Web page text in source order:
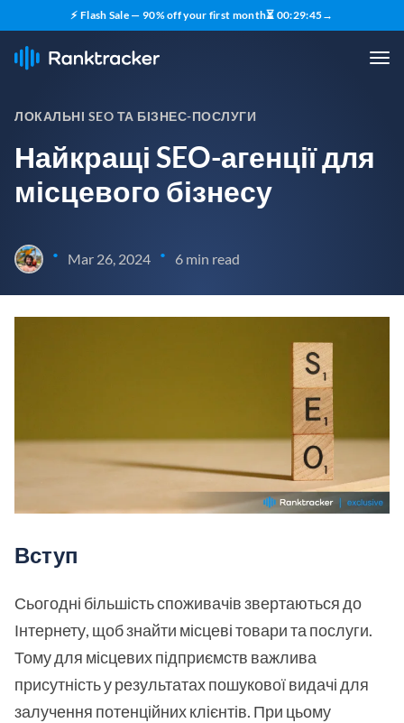
⚡ Flash Sale — 90% off your first month⏳ 00:29:44→
ЛОКАЛЬНІ SEO ТА БІЗНЕС-ПОСЛУГИ
Найкращі SEO-агенції для
місцевого бізнесу
• Mar 26, 2024 • 6 min read
Вступ
Сьогодні більшість споживачів звертаються до
Інтернету, щоб знайти місцеві товари та послуги.
Тому для місцевих підприємств важлива
присутність у результатах пошукової видачі для
залучення потенційних клієнтів. При цьому